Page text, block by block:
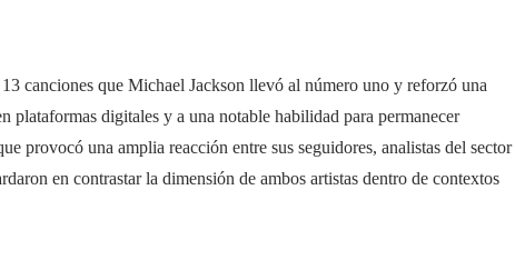
canciones que Michael Jackson llevó al número uno y reforzó una
plataformas digitales y a una notable habilidad para permanecer
provocó una amplia reacción entre sus seguidores, analistas del sector
en contrastar la dimensión de ambos artistas dentro de contextos